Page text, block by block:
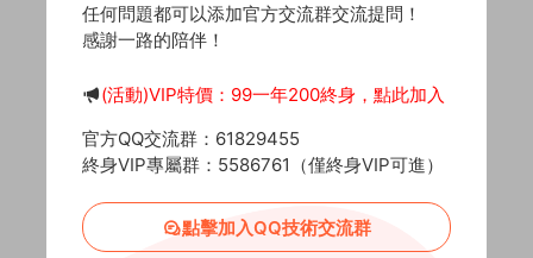
任何問題都可以添加官方交流群交流提問！
感謝一路的陪伴！
(活動)VIP特價：99一年200終身，點此加入
官方QQ交流群：61829455
終身VIP專屬群：5586761（僅終身VIP可進）
點擊加入QQ技術交流群